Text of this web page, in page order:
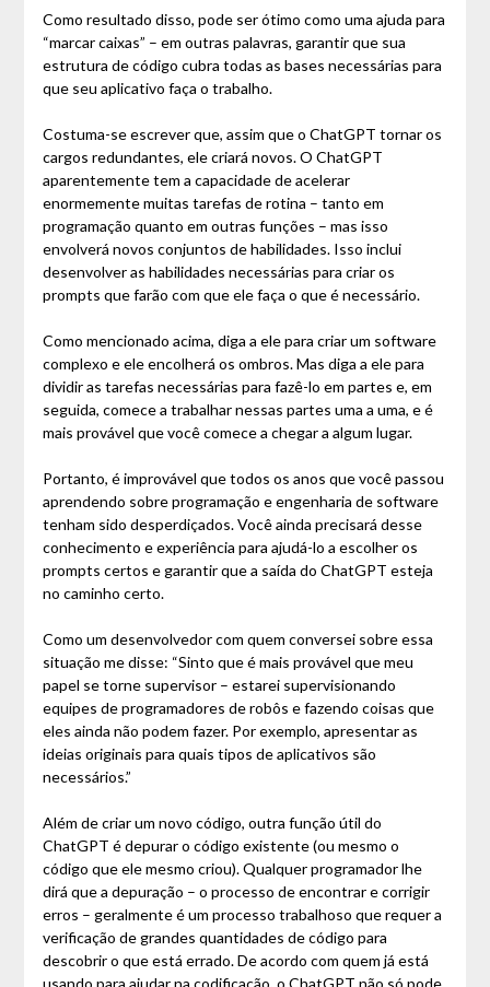
Como resultado disso, pode ser ótimo como uma ajuda para
“marcar caixas” – em outras palavras, garantir que sua
estrutura de código cubra todas as bases necessárias para
que seu aplicativo faça o trabalho.
Costuma-se escrever que, assim que o ChatGPT tornar os
cargos redundantes, ele criará novos. O ChatGPT
aparentemente tem a capacidade de acelerar
enormemente muitas tarefas de rotina – tanto em
programação quanto em outras funções – mas isso
envolverá novos conjuntos de habilidades. Isso inclui
desenvolver as habilidades necessárias para criar os
prompts que farão com que ele faça o que é necessário.
Como mencionado acima, diga a ele para criar um software
complexo e ele encolherá os ombros. Mas diga a ele para
dividir as tarefas necessárias para fazê-lo em partes e, em
seguida, comece a trabalhar nessas partes uma a uma, e é
mais provável que você comece a chegar a algum lugar.
Portanto, é improvável que todos os anos que você passou
aprendendo sobre programação e engenharia de software
tenham sido desperdiçados. Você ainda precisará desse
conhecimento e experiência para ajudá-lo a escolher os
prompts certos e garantir que a saída do ChatGPT esteja
no caminho certo.
Como um desenvolvedor com quem conversei sobre essa
situação me disse: “Sinto que é mais provável que meu
papel se torne supervisor – estarei supervisionando
equipes de programadores de robôs e fazendo coisas que
eles ainda não podem fazer. Por exemplo, apresentar as
ideias originais para quais tipos de aplicativos são
necessários.”
Além de criar um novo código, outra função útil do
ChatGPT é depurar o código existente (ou mesmo o
código que ele mesmo criou). Qualquer programador lhe
dirá que a depuração – o processo de encontrar e corrigir
erros – geralmente é um processo trabalhoso que requer a
verificação de grandes quantidades de código para
descobrir o que está errado. De acordo com quem já está
usando para ajudar na codificação, o ChatGPT não só pode